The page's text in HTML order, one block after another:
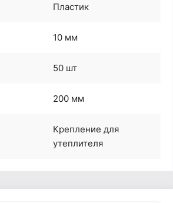
Пластик
10 мм
50 шт
200 мм
Крепление для
утеплителя